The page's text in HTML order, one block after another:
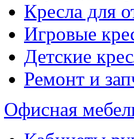
Кресла для
Игровые
Детские
Ремонт и
Офисная